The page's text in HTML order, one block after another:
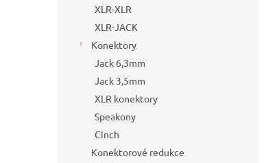
XLR-XLR
XLR-JACK
Konektory
Jack 6,3mm
Jack 3,5mm
XLR konektory
Speakony
Cinch
Konektorové redukce